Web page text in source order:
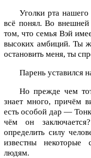
Уголки рта
всё понял. Во
том, что семья Вэй
высоких амбиций. Ты
остановить меня, ты
Парень уставился
Но прежде чем
знает много, причём
есть особой дар —
чём он
определить силу
известны некоторые
людям.